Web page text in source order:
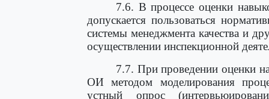
7.6. В процессе оценки
допускается пользоваться
системы менеджмента качества и
осуществлении инспекционной
7.7. При проведении оценки
ОИ методом моделирования
устный опрос